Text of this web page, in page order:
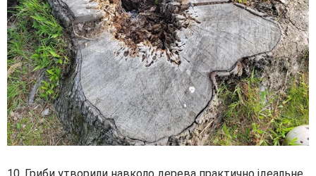
10. Гриби утворили навколо дерева практично ідеальне